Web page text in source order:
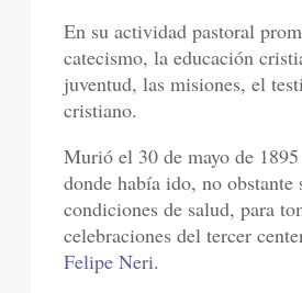
En su actividad pastoral
catecismo, la educación
juventud, las misiones, el
cristiano.
Murió el 30 de mayo de 1895
donde había ido, no obstante
condiciones de salud, para
celebraciones del tercer
Felipe Neri.